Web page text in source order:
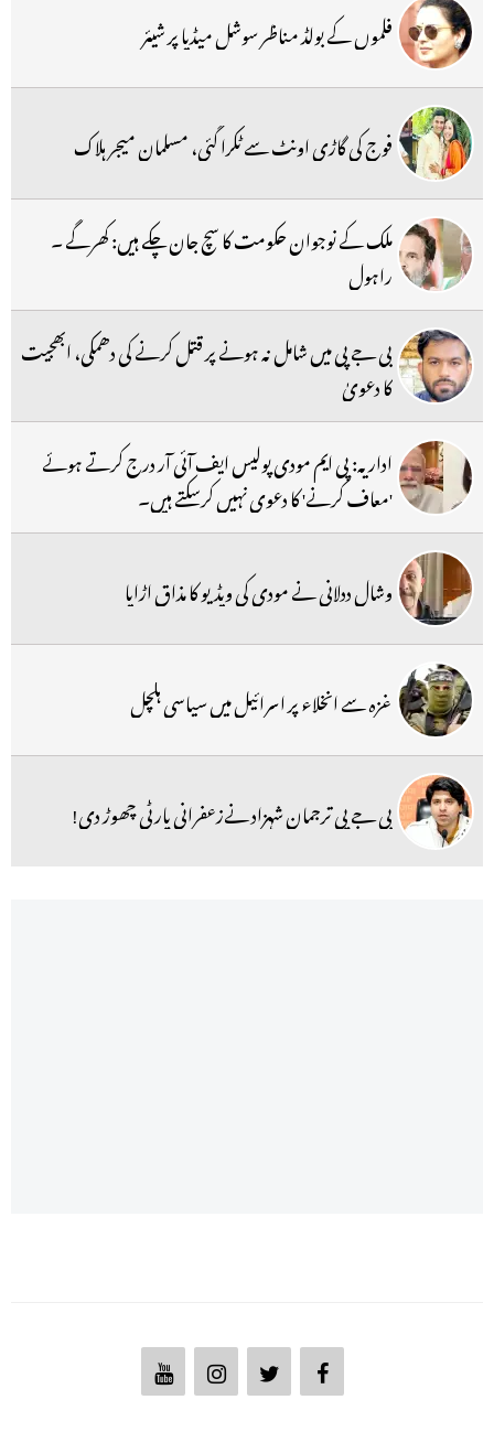
فلموں کے بولڈ مناظر سوشل میڈیا پر شیئر
فوج کی گاڑی اونٹ سے ٹکرا گئی، مسلمان میجر ہلاک
ملک کے نوجوان حکومت کا سچ جان چکے ہیں: کھرگے ۔
راہول
بی جے پی میں شامل نہ ہونے پر قتل کرنے کی دھمکی، ابھجیت
کا دعویٰ
اداریہ: پی ایم مودی پولیس ایف آئی آر درج کرتے ہوئے
'معاف کرنے' کا دعوی نہیں کرسکتے ہیں۔
وشال ددلانی نے مودی کی ویڈیو کا مذاق اڑایا
غزہ سے انخلاء پر اسرائیل میں سیاسی ہلچل
بی جے پی ترجمان شہزاد نےزعفرانی پارٹی چھوڑ دی!